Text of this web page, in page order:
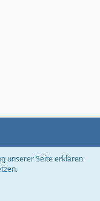
unserer Seite erklären